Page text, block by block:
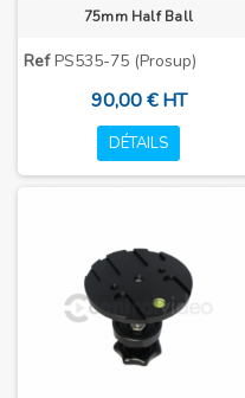
75mm Half Ball
RefPS535-75 (Prosup)
90,00 € HT
DÉTAILS